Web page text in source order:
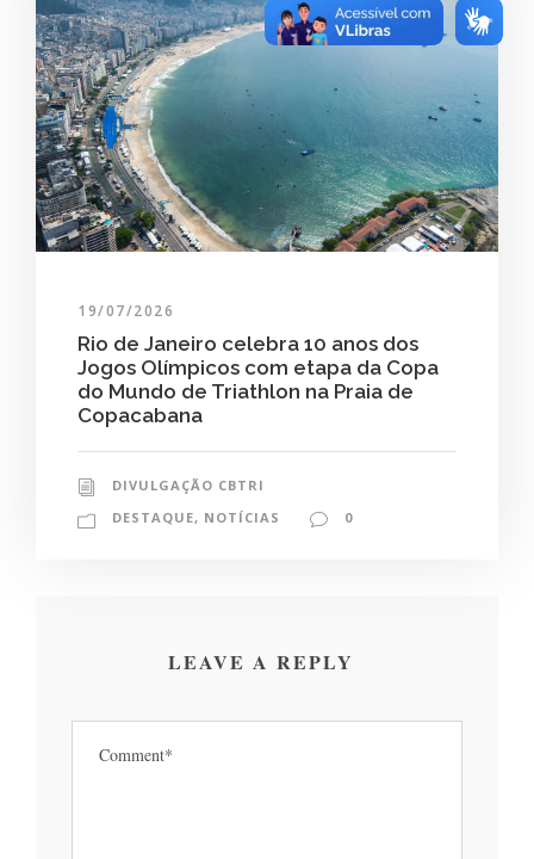
19/07/2026
Rio de Janeiro celebra 10 anos dos
Jogos Olímpicos com etapa da Copa
do Mundo de Triathlon na Praia de
Copacabana
DIVULGAÇÃO CBTRI
DESTAQUE, NOTÍCIAS 0
LEAVE A REPLY